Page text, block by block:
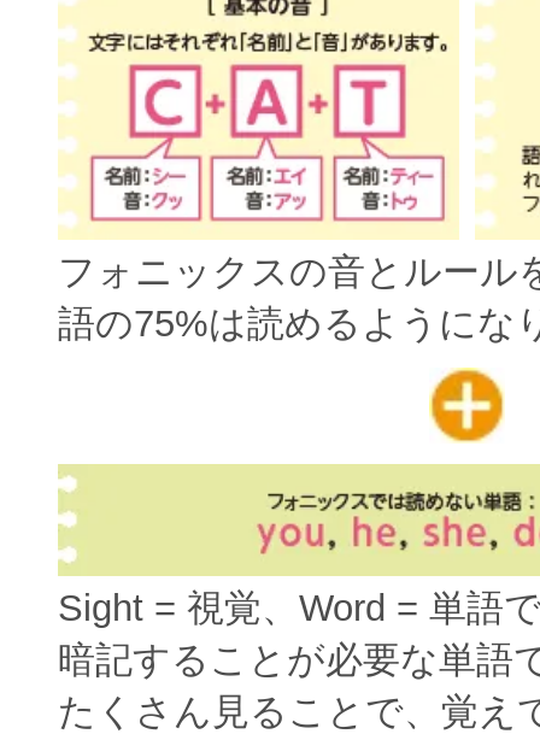
フォニックスの音とルール
語の75%は読めるようにな
Sight = 視覚、Word = 単語
暗記することが必要な単語
たくさん見ることで、覚え